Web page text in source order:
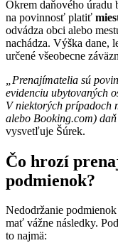
Okrem daňového úradu
na povinnosť platiť
odvádza obci alebo
nachádza. Výška dane,
určené všeobecne
„Prenajímatelia sú
evidenciu ubytovaných
V niektorých prípadoch
alebo Booking.com)
vysvetľuje Šúrek.
Čo hrozí
podmienok?
Nedodržanie
mať vážne následky.
to najmä: